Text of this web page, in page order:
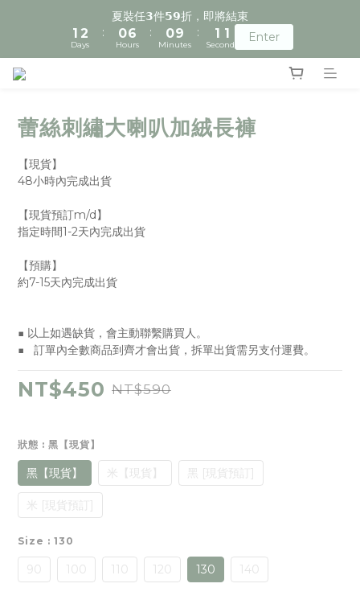
夏裝任𝟯件𝟱𝟵折，即將結束
1
0
2
1
Days
:
1
0
7
6
5
1
0
Hours
:
1
09
8
4
3
Minutes
:
2
1
0
1
0
Seconds
Enter
蕾絲刺繡大喇叭加絨長褲
【現貨】
48小時內完成出貨
【現貨預訂m/d】
指定時間1-2天內完成出貨
【預購】
約7-15天內完成出貨
■ 以上如遇缺貨，會主動聯繫購買人。
■   訂單內全數商品到齊才會出貨，拆單出貨需另支付運費。
NT$450 NT$590
狀態 : 黑【現貨】
黑【現貨】 米【現貨】 黑 [現貨預訂]
米 [現貨預訂]
Size : 130
90 100 110 120 130 140